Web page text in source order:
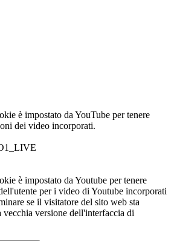
è impostato da YouTube per tenere
dei video incorporati.
è impostato da Youtube per tenere
per i video di Youtube incorporati
se il visitatore del sito web sta
versione dell'interfaccia di